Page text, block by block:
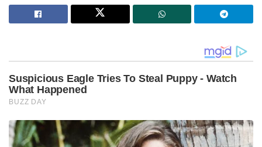
റേഷൻ കാർഡിൽ; എഐ പൂട്ടിൽ കുടുങ്ങി
തട്ടിപ്പുകാർ, വൻ പിഴയീടാക്കും!
ആധുനിക ഇസ്ലാമിക തീവ്രവാദത്തിന് ബൗദ്ധിക
അടിത്തറ നൽകിയത് ഹസനുൾ ബന്നയുടെ
സയ്യിദ് ഖുതുബ്: മുസ്ലീം ബ്രദർഹുഡിന്റെ പ്രധാന